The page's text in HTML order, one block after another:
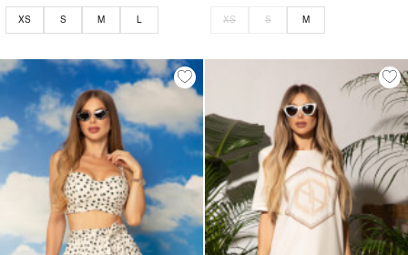
XS S M XS S M